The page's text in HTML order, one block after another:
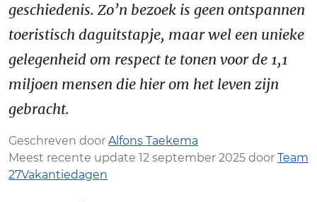
geschiedenis. Zo’n bezoek is geen ontspannen
toeristisch daguitstapje, maar wel een unieke
gelegenheid om respect te tonen voor de 1,1
miljoen mensen die hier om het leven zijn
gebracht.
Geschreven door Alfons Taekema
Meest recente update 12 september 2025 door Team
27Vakantiedagen